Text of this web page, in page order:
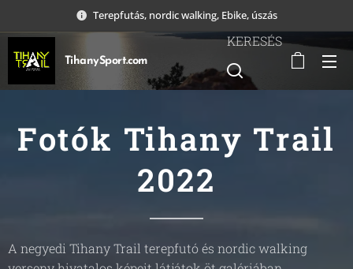
Terepfutás, nordic walking, Ebike, úszás
TihanySport.com
KERESÉS
Fotók Tihany Trail
2022
A negyedi Tihany Trail terepfutó és nordic walking